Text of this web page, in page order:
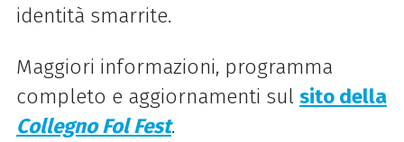
identità smarrite.
Maggiori informazioni, programma
completo e aggiornamenti sul sito della
Collegno Fol Fest.